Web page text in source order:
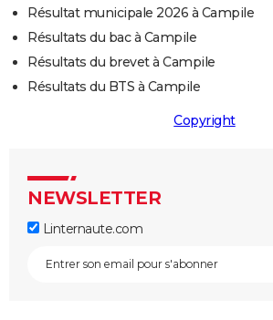
Résultat municipale 2026 à Campile
Résultats du bac à Campile
Résultats du brevet à Campile
Résultats du BTS à Campile
Copyright
NEWSLETTER
Linternaute.com